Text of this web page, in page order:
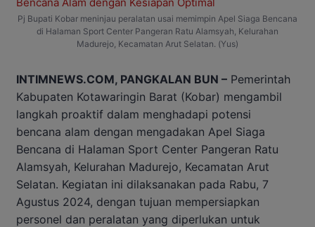
Pj Bupati Kobar meninjau peralatan usai memimpin Apel Siaga Bencana
di Halaman Sport Center Pangeran Ratu Alamsyah, Kelurahan
Madurejo, Kecamatan Arut Selatan. (Yus)
INTIMNEWS.COM, PANGKALAN BUN – Pemerintah
Kabupaten Kotawaringin Barat (Kobar) mengambil
langkah proaktif dalam menghadapi potensi
bencana alam dengan mengadakan Apel Siaga
Bencana di Halaman Sport Center Pangeran Ratu
Alamsyah, Kelurahan Madurejo, Kecamatan Arut
Selatan. Kegiatan ini dilaksanakan pada Rabu, 7
Agustus 2024, dengan tujuan mempersiapkan
personel dan peralatan yang diperlukan untuk